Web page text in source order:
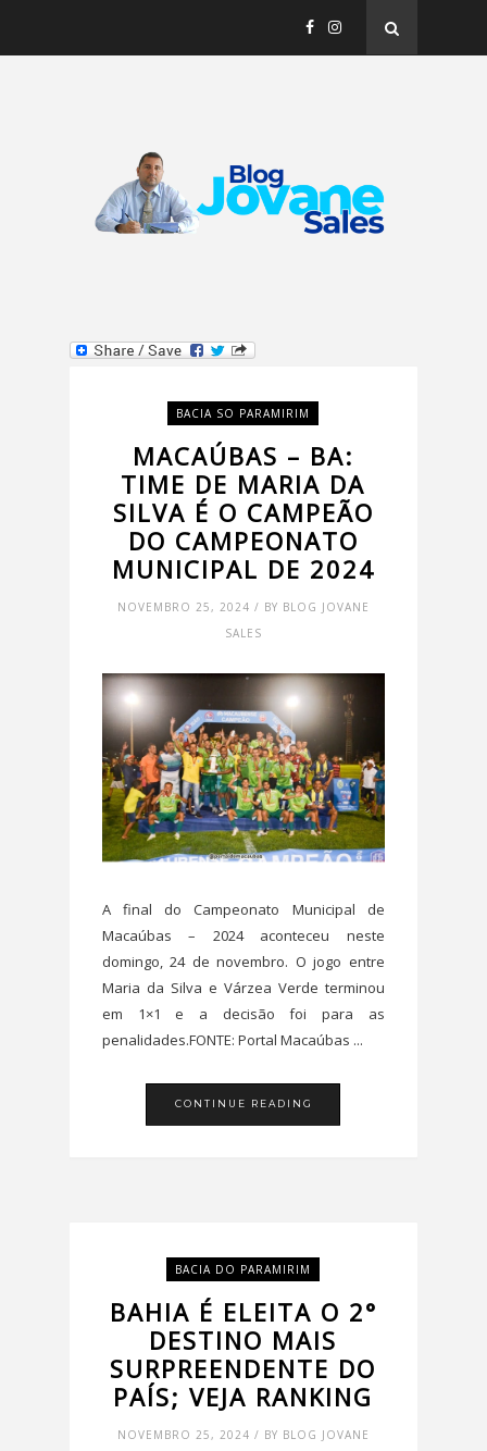
BACIA SO PARAMIRIM
MACAÚBAS – BA:
TIME DE MARIA DA
SILVA É O CAMPEÃO
DO CAMPEONATO
MUNICIPAL DE 2024
NOVEMBRO 25, 2024 / BY BLOG JOVANE
SALES
A final do Campeonato Municipal de
Macaúbas – 2024 aconteceu neste
domingo, 24 de novembro. O jogo entre
Maria da Silva e Várzea Verde terminou
em 1×1 e a decisão foi para as
penalidades.FONTE: Portal Macaúbas ...
CONTINUE READING
BACIA DO PARAMIRIM
BAHIA É ELEITA O 2°
DESTINO MAIS
SURPREENDENTE DO
PAÍS; VEJA RANKING
NOVEMBRO 25, 2024 / BY BLOG JOVANE